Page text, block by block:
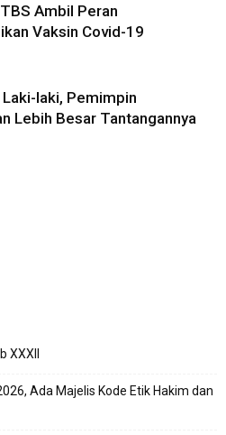
Ambil Peran
Vaksin Covid-19
laki, Pemimpin
Lebih Besar Tantangannya
XXXII
Ada Majelis Kode Etik Hakim dan